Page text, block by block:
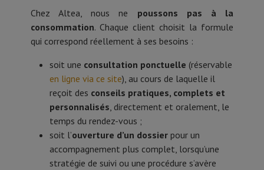
Chez Altea, nous ne poussons pas à la
consommation. Chaque client choisit la formule
qui correspond réellement à ses besoins :
soit une consultation ponctuelle (réservable
en ligne via ce site), au cours de laquelle il
reçoit des conseils pratiques, complets et
personnalisés, directement et oralement, le
temps du rendez-vous ;
soit l’ouverture d’un dossier pour un
accompagnement plus complet, lorsqu’une
stratégie de suivi ou une procédure s’avère